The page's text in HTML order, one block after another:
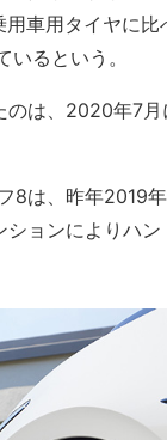
用車用タイヤに
るという。
は、2020年7月
8は、昨年2019
ョンによりハ